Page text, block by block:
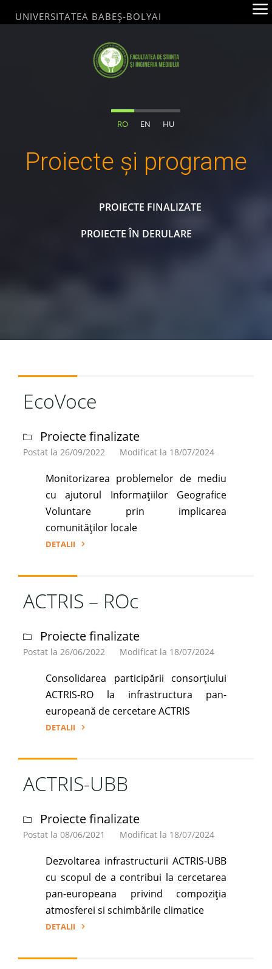
to
DE ȘTIINȚA ȘI
INGINERIA
BABEȘ-
BOLYAI
UNIVERSITATEA BABEȘ-BOLYAI
RO EN HU
Proiecte și programe
PROIECTE FINALIZATE
PROIECTE ÎN DERULARE
EcoVoce
Proiecte finalizate
Postat la 26/09/2022 Modificat la 18/07/2024
Monitorizarea problemelor de mediu
cu ajutorul Informațiilor Geografice
Voluntare prin implicarea
comunităților locale
DETALII
ACTRIS – ROc
Proiecte finalizate
Postat la 26/06/2022 Modificat la 18/07/2024
Consolidarea participării consorțiului
ACTRIS-RO la infrastructura pan-
europeană de cercetare ACTRIS
DETALII
–
ACTRIS-UBB
Proiecte finalizate
Postat la 08/06/2021 Modificat la 18/07/2024
Dezvoltarea infrastructurii ACTRIS-UBB
cu scopul de a contribui la cercetarea
pan-europeana privind compoziția
atmosferei si schimbările climatice
DETALII
UBB"